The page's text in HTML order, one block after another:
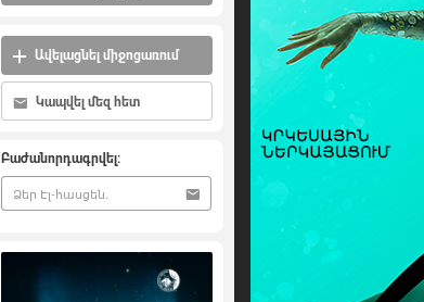
Ավելացնել միջոցառում
Կապվել մեզ հետ
Բաժանորդագրվել: